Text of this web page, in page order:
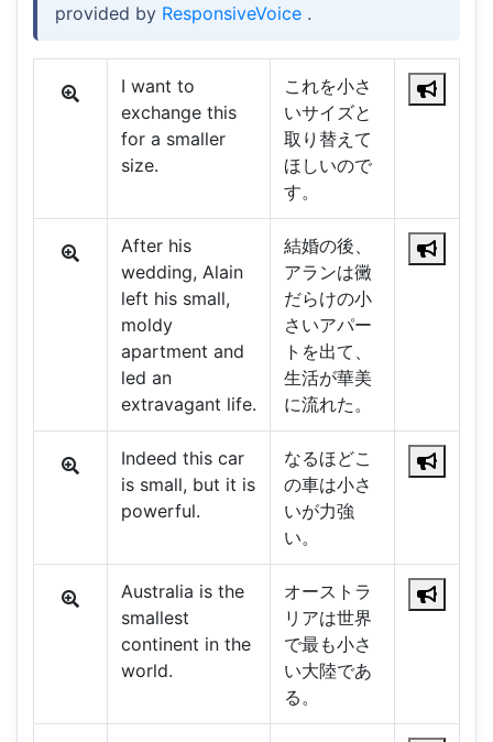
provided by ResponsiveVoice .
I want to
exchange this
for a smaller
size.
これを小さ
いサイズと
取り替えて
ほしいので
す。
After his
wedding, Alain
left his small,
moldy
apartment and
led an
extravagant life.
結婚の後、
アランは黴
だらけの小
さいアパー
トを出て、
生活が華美
に流れた。
Indeed this car
is small, but it is
powerful.
なるほどこ
の車は小さ
いが力強
い。
Australia is the
smallest
continent in the
world.
オーストラ
リアは世界
で最も小さ
い大陸であ
る。